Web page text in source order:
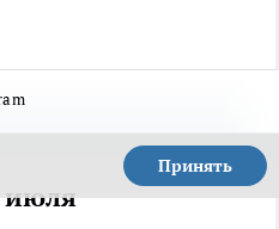
Принять
июля